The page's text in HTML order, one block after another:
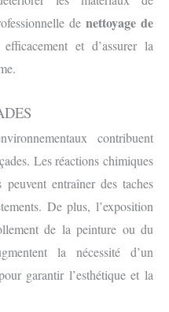
de nettoyage de
et d’assurer la
contribuent
Les réactions chimiques
peuvent entraîner des taches
De plus, l’exposition
de la peinture ou du
la nécessité d’un
garantir l’esthétique et la